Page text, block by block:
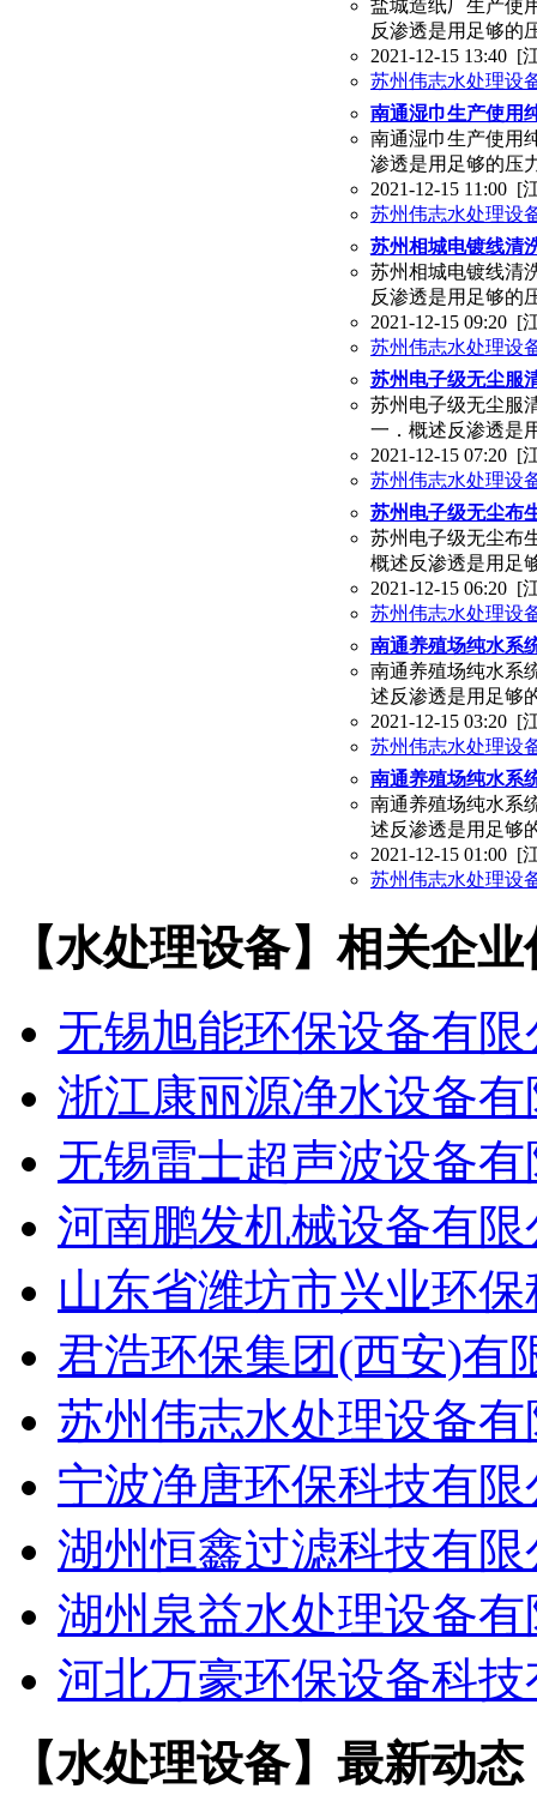
盐城造纸厂生产使
反渗透是用足够的
2021-12-15 13:40 [
苏州伟志水处理设
南通湿巾生产使用
南通湿巾生产使用
渗透是用足够的压
2021-12-15 11:00 [
苏州伟志水处理设
苏州相城电镀线清
苏州相城电镀线清
反渗透是用足够的
2021-12-15 09:20 [
苏州伟志水处理设
苏州电子级无尘服
苏州电子级无尘服
一．概述反渗透是
2021-12-15 07:20 [
苏州伟志水处理设
苏州电子级无尘布
苏州电子级无尘布
概述反渗透是用足
2021-12-15 06:20 [
苏州伟志水处理设
南通养殖场纯水系
南通养殖场纯水系
述反渗透是用足够
2021-12-15 03:20 [
苏州伟志水处理设
南通养殖场纯水系
南通养殖场纯水系
述反渗透是用足够
2021-12-15 01:00 [
苏州伟志水处理设
【水处理设备】相关企
无锡旭能环保设备有限
浙江康丽源净水设备
无锡雷士超声波设备
河南鹏发机械设备有限
山东省潍坊市兴业环
君浩环保集团(西安)有
苏州伟志水处理设备
宁波净唐环保科技有限
湖州恒鑫过滤科技有限
湖州泉益水处理设备
河北万豪环保设备科
【水处理设备】最新动态